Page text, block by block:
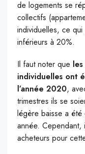
de logements se
collectifs
individuelles, ce
inférieurs à 20%.
Il faut noter que
individuelles ont
l’année 2020,
trimestres ils se
légère baisse a
année. Cependant,
acheteurs pour